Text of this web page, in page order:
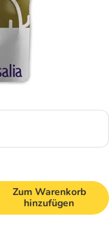
Zum Warenkorb
hinzufügen